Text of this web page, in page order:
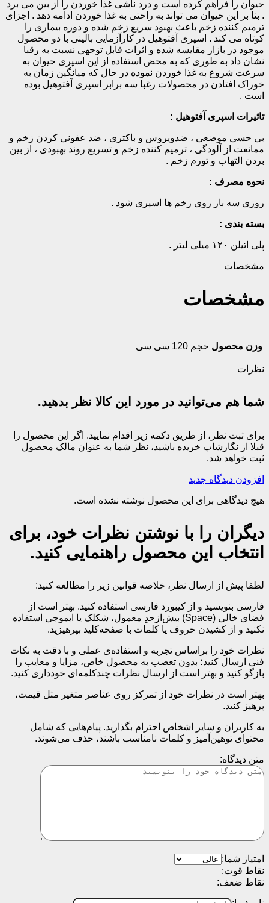
حیوان را فراهم کرده است و درد ناشی غذا خوردن را از بین می برد
. بنا بر این حیوان می تواند به راحتی به غذا خوردن ادامه دهد . اجزای
ترمیم کننده زخم باعث بهبود سریع زخم شده و دوره بیماری را
کوتاه می کند . اسپری آفتوهیل در کارآزمایی بالینی با دو محصول
موجود در بازار مقایسه شده و اثرات قابل توجهی نسبت به رقبا
نشان داد به طوری که به محض استفاده از این اسپری حیوان به
سرعت شروع به غذا خوردن نموده در حال که میانگین زمان به
خوراک افتادن در محصولات رغبا سه برابر اسپری آفتوهیل بوده
است .
تاثیرات اسپری آفتوهیل :
بی حسی موضعی ، ضدویروس و باکتری ، ضد عفونی کردن زخم و
ممانعت از آلودگی ، ترمیم کننده زخم و تسریع روند بهبودی ، از بین
بردن التهاب و تورم زخم .
نحوه مصرف :
روزی سه بار روی زخم ها اسپری شود .
بسته بندی :
پلی اتیلن ۱۲۰ میلی لیتر .
مشخصات
مشخصات
وزن محصول حجم 120 سی سی
نظرات
شما هم می‌توانید در مورد این کالا نظر بدهید.
برای ثبت نظر، از طریق دکمه زیر اقدام نمایید. اگر این محصول را
قبلا از نگارشاپ خریده باشید، نظر شما به عنوان مالک محصول
ثبت خواهد شد.
افزودن دیدگاه جدید
هیچ دیدگاهی برای این محصول نوشته نشده است.
دیگران را با نوشتن نظرات خود، برای
انتخاب این محصول راهنمایی کنید.
لطفا پیش از ارسال نظر، خلاصه قوانین زیر را مطالعه کنید:
فارسی بنویسید و از کیبورد فارسی استفاده کنید. بهتر است از
فضای خالی (Space) بیش‌از‌حدِ معمول، شکلک یا ایموجی استفاده
نکنید و از کشیدن حروف یا کلمات با صفحه‌کلید بپرهیزید.
نظرات خود را براساس تجربه و استفاده‌ی عملی و با دقت به نکات
فنی ارسال کنید؛ بدون تعصب به محصول خاص، مزایا و معایب را
بازگو کنید و بهتر است از ارسال نظرات چندکلمه‌‌ای خودداری کنید.
بهتر است در نظرات خود از تمرکز روی عناصر متغیر مثل قیمت،
پرهیز کنید.
به کاربران و سایر اشخاص احترام بگذارید. پیام‌هایی که شامل
محتوای توهین‌آمیز و کلمات نامناسب باشند، حذف می‌شوند.
متن دیدگاه:
امتیاز شما:
نقاط قوت:
نقاط ضعف: